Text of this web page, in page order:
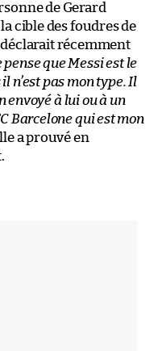
de Gerard
cible des foudres de
récemment
pense que Messi est le
n’est pas mon type. Il
envoyé à lui ou à un
Barcelone qui est mon
a prouvé en